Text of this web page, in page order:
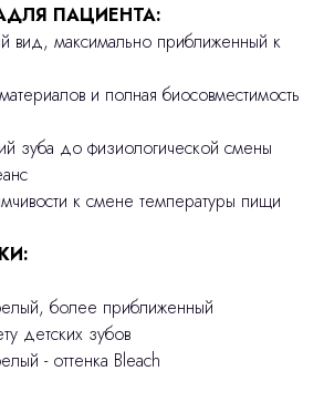
ПАЦИЕНТА:
вид, максимально приближенный к
и полная биосовместимость
зуба до физиологической смены
к смене температуры пищи
более приближенный
детских зубов
- оттенка Bleach